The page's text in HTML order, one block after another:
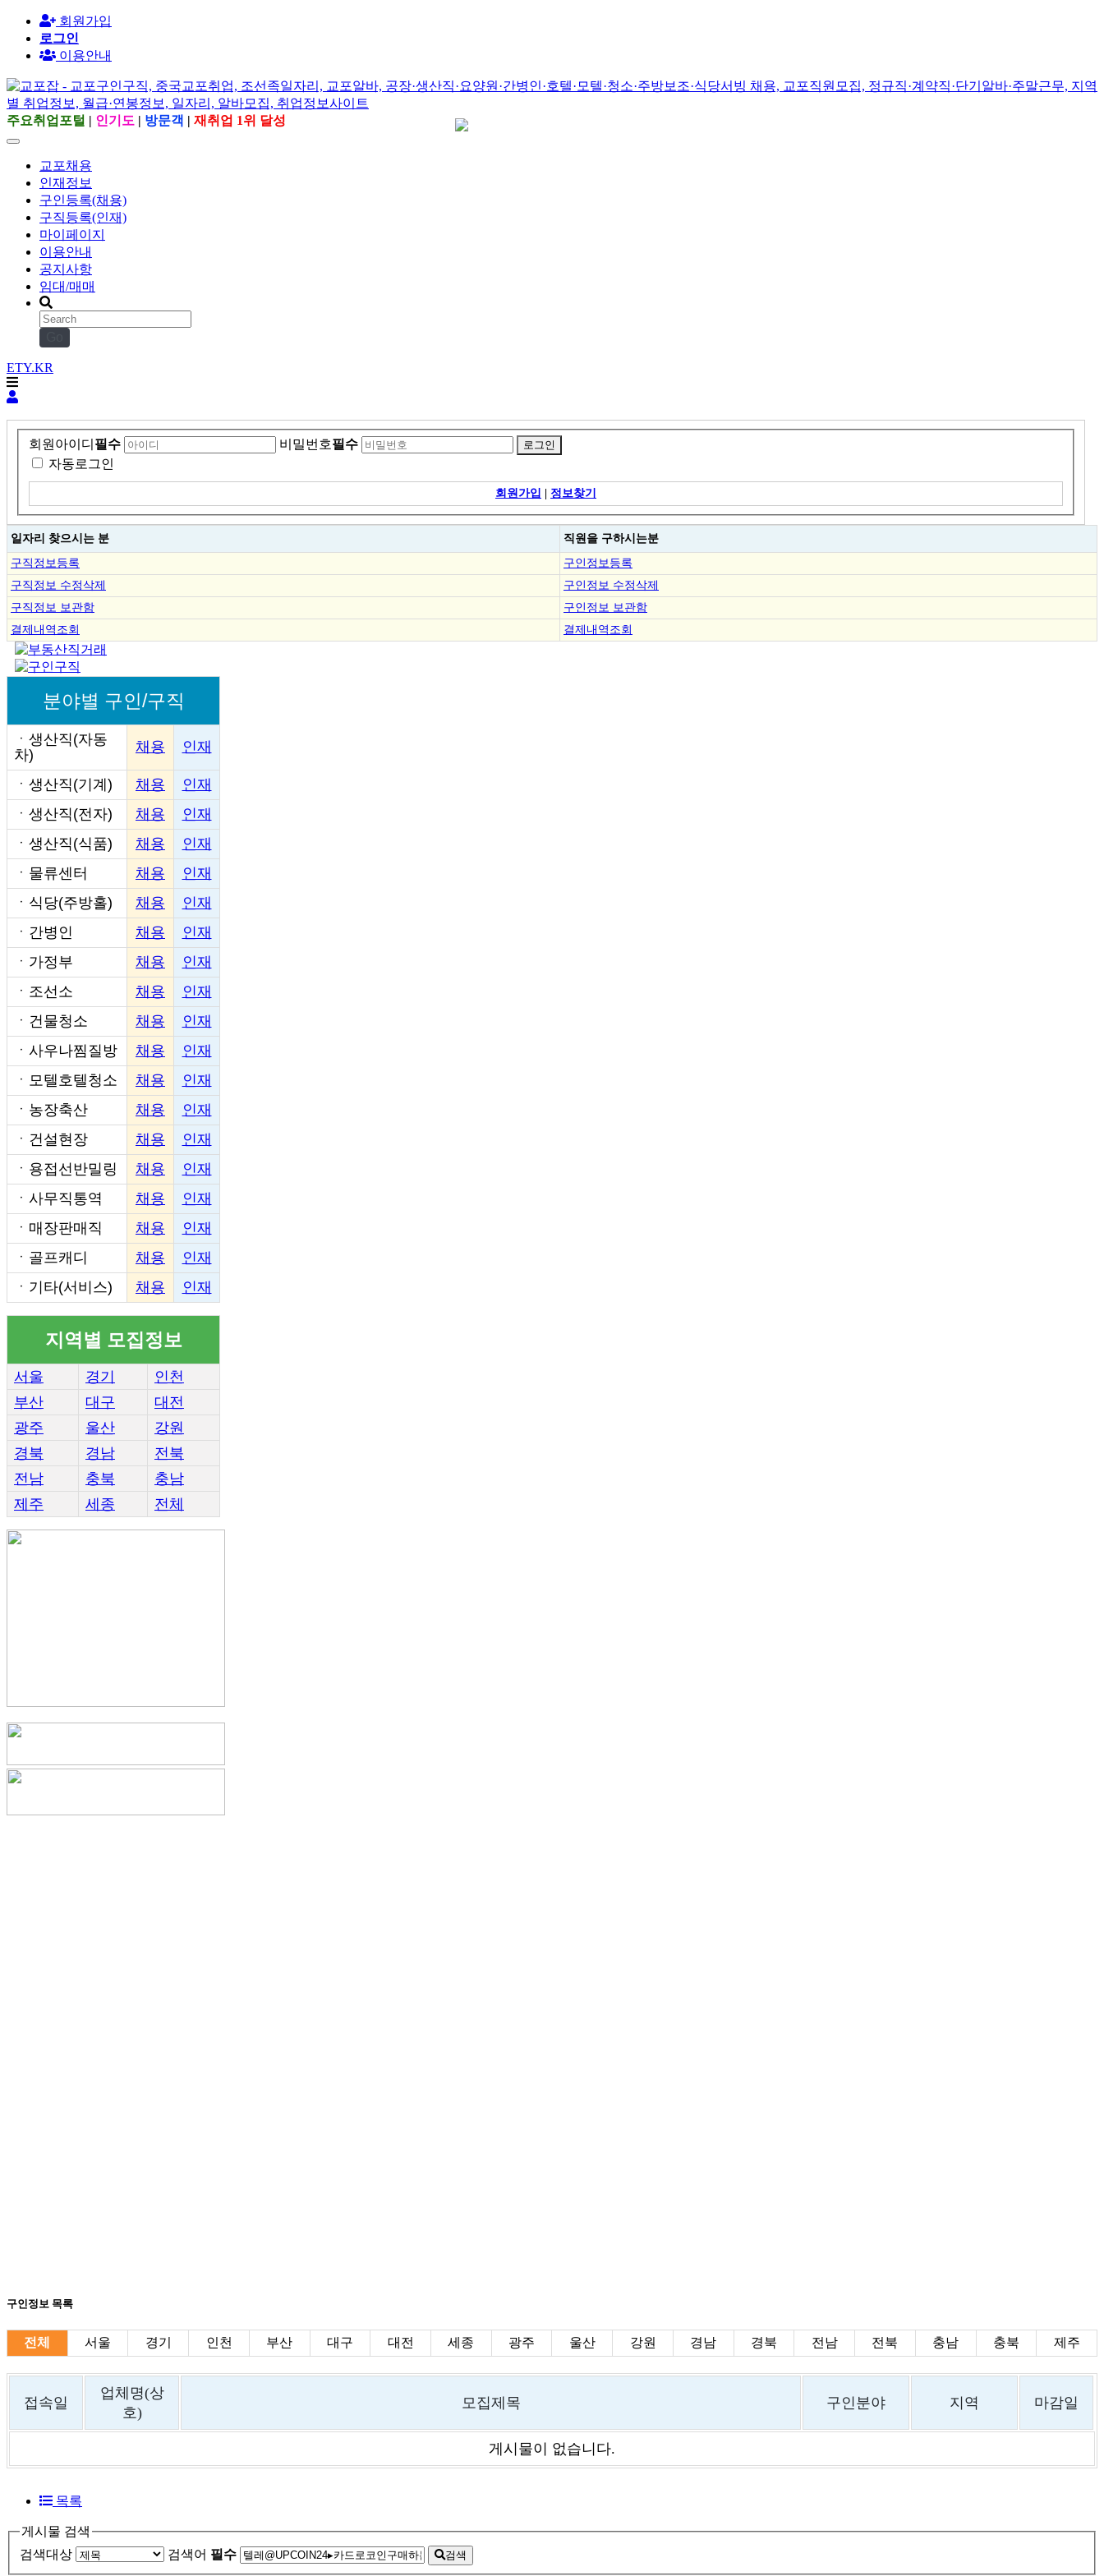
회원가입
로그인
이용안내
주요취업포털 | 인기도 | 방문객 | 재취업 1위 달성
교포채용
인재정보
구인등록(채용)
구직등록(인재)
마이페이지
이용안내
공지사항
임대/매매
ETY.KR
회원아이디 필수 비밀번호필수
자동로그인
회원가입 | 정보찾기
일자리 찾으시는 분 직원을 구하시는분
구직정보등록
구인정보등록
구직정보 수정삭제
구인정보 수정삭제
구직정보 보관함
구인정보 보관함
결제내역조회
결제내역조회
분야별 구인/구직
ㆍ 생산직(자동
차)
채용 인재
ㆍ 생산직(기계) 채용
인재
ㆍ 생산직(전자) 채용
인재
ㆍ 생산직(식품) 채용
인재
ㆍ 물류센터 채용
인재
ㆍ 식당(주방홀) 채용
인재
ㆍ 간병인 채용
인재
ㆍ 가정부 채용
인재
ㆍ 조선소 채용
인재
ㆍ 건물청소 채용
인재
ㆍ 사우나찜질방 채용
인재
ㆍ 모텔호텔청소 채용
인재
ㆍ 농장축산 채용
인재
ㆍ 건설현장 채용
인재
ㆍ 용접선반밀링 채용
인재
ㆍ 사무직통역 채용
인재
ㆍ 매장판매직 채용
인재
ㆍ 골프캐디 채용
인재
ㆍ 기타(서비스) 채용 인재
지역별 모집정보
서울 경기
인천
부산
대구
대전
광주
울산
강원
경북
경남
전북
전남
충북
충남
제주
세종 전체
구인정보 목록
전체 서울 경기 인천 부산 대구 대전 세종 광주 울산 강원 경남 경북 전남 전북 충남 충북 제주
접속일
업체명(상
호)
모집제목 구인분야 지역 마감일
게시물이 없습니다.
목록
게시물 검색
검색대상
검색어 필수 검색